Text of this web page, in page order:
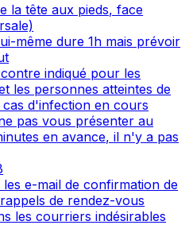
la tête aux pieds, face
même dure 1h mais prévoir
indiqué pour les
les personnes atteintes de
d'infection en cours
pas vous présenter au
en avance, il n'y a pas
e-mail de confirmation de
de rendez-vous
les courriers indésirables